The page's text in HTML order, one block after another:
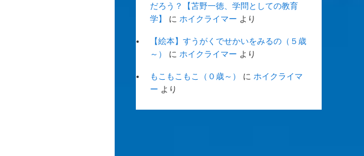
だろう？【苫野一徳、学問としての教育
学】
に ホイクライマー より
【絵本】すうがくでせかいをみるの（５歳
～）
に ホイクライマー より
もこもこもこ（０歳～） に ホイクライマ
ー より